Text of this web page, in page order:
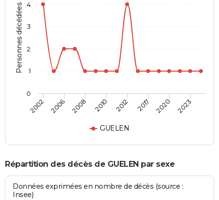
Personnes décédées
GUELEN
2002 2006 2008 2010 2012 2017 2020 2023
0
1
2
3
4
Répartition des décès de GUELEN par sexe
Données exprimées en nombre de décès (source :
Insee)